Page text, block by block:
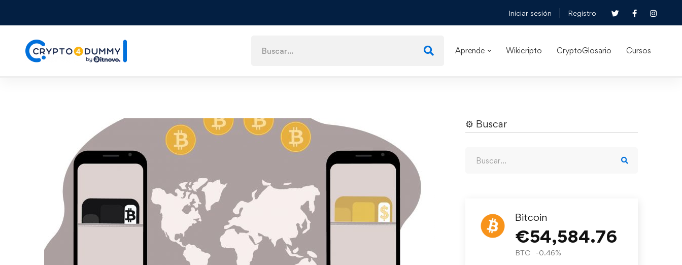
Iniciar sesión Registro
Aprende Wikicripto CryptoGlosario Cursos
⚙︎ Buscar
Bitcoin
€54,584.76
BTC -0.46%